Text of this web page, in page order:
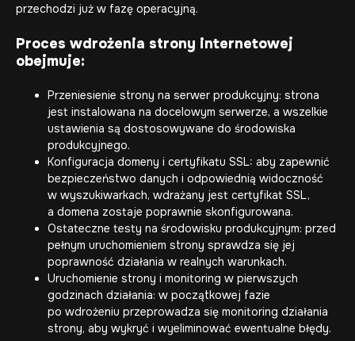
przechodzi już w fazę operacyjną.
Proces wdrożenia strony internetowej
obejmuje:
Przeniesienie strony na serwer produkcyjny: strona
jest instalowana na docelowym serwerze, a wszelkie
ustawienia są dostosowywane do środowiska
produkcyjnego.
Konfiguracja domeny i certyfikatu SSL: aby zapewnić
bezpieczeństwo danych i odpowiednią widoczność
w wyszukiwarkach, wdrażany jest certyfikat SSL,
a domena zostaje poprawnie skonfigurowana.
Ostateczne testy na środowisku produkcyjnym: przed
pełnym uruchomieniem strony sprawdza się jej
poprawność działania w realnych warunkach.
Uruchomienie strony i monitoring w pierwszych
godzinach działania: w początkowej fazie
po wdrożeniu przeprowadza się monitoring działania
strony, aby wykryć i wyeliminować ewentualne błędy.